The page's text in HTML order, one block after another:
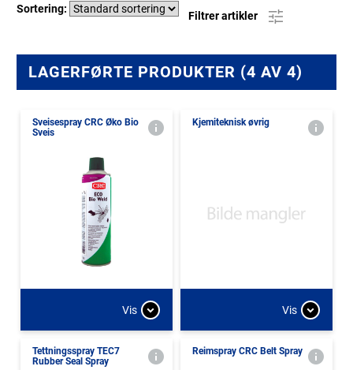
Sortering:
Filtrer artikler
LAGERFØRTE PRODUKTER (4 AV 4)
Sveisespray CRC Øko Bio
Sveis
Vis
Kjemiteknisk øvrig
Vis
Tettningsspray TEC7
Rubber Seal Spray
Reimspray CRC Belt Spray